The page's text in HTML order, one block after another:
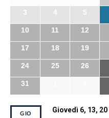
3 4 5
10 11 12
17 18 19
24 25 26
31
GIO Giovedì 6, 13,